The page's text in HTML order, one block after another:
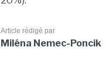
Article rédigé par
Miléna Nemec-Poncik